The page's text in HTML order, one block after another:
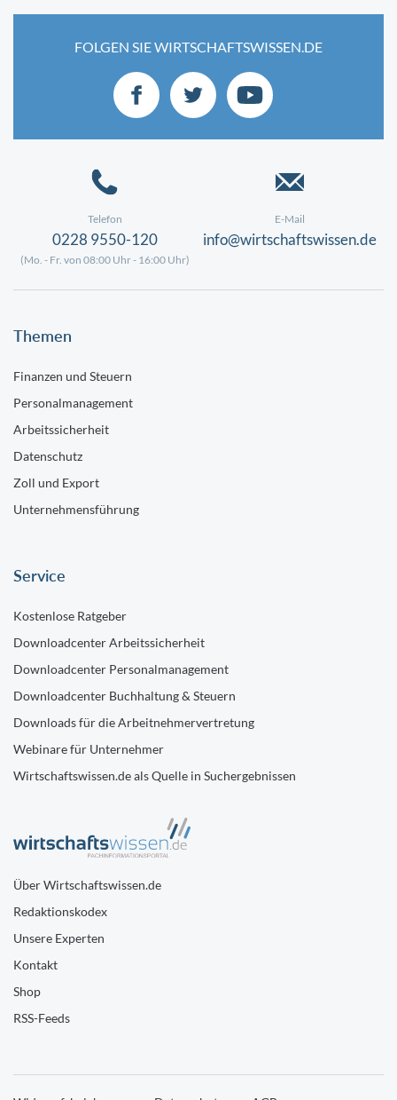
FOLGEN SIE WIRTSCHAFTSWISSEN.DE
Telefon
0228 9550-120
(Mo. - Fr. von 08:00 Uhr - 16:00 Uhr)
E-Mail
info@wirtschaftswissen.de
Themen
Finanzen und Steuern
Personalmanagement
Arbeitssicherheit
Datenschutz
Zoll und Export
Unternehmensführung
Service
Kostenlose Ratgeber
Downloadcenter Arbeitssicherheit
Downloadcenter Personalmanagement
Downloadcenter Buchhaltung & Steuern
Downloads für die Arbeitnehmervertretung
Webinare für Unternehmer
Wirtschaftswissen.de als Quelle in Suchergebnissen
Über Wirtschaftswissen.de
Redaktionskodex
Unsere Experten
Kontakt
Shop
RSS-Feeds